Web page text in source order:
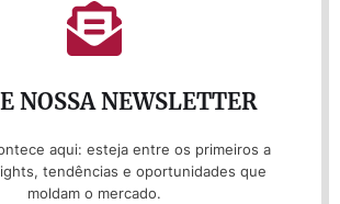
NOSSA NEWSLETTER
aqui: esteja entre os primeiros a
tendências e oportunidades que
moldam o mercado.